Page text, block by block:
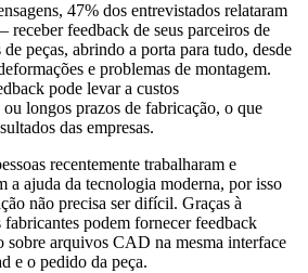
47% dos entrevistados relataram
feedback de seus parceiros de
peças, abrindo a porta para tudo, desde
e problemas de montagem.
pode levar a custos
ou longos prazos de fabricação, o que
das empresas.
recentemente trabalharam e
a ajuda da tecnologia moderna, por isso
não precisa ser difícil. Graças à
podem fornecer feedback
sobre arquivos CAD na mesma interface
e o pedido da peça.